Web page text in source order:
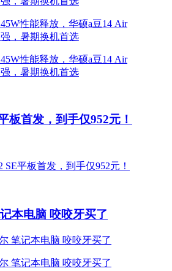
板首发，到手仅952元！
本电脑 咬咬牙买了